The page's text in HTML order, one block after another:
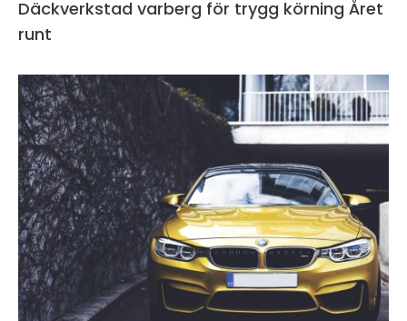
Däckverkstad varberg för trygg körning Året
runt